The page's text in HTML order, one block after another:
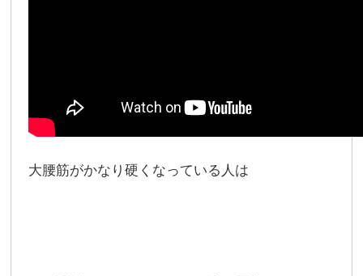
大腰筋がかなり硬くなっている人は